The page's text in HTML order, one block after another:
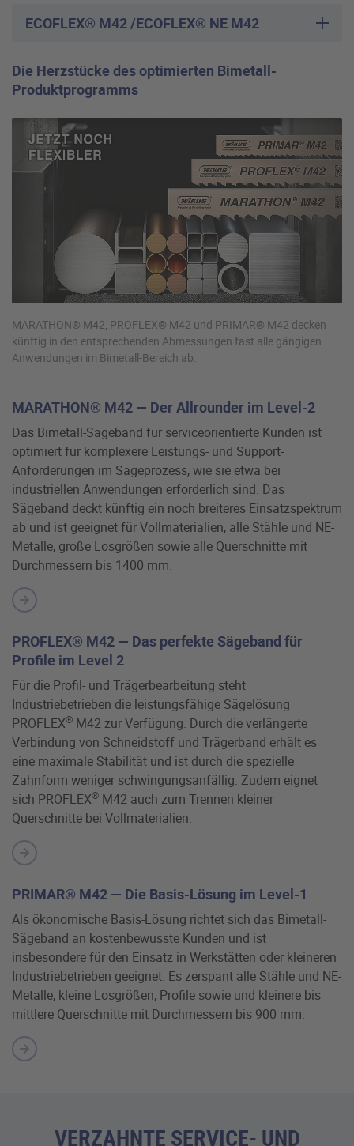
ECOFLEX® M42 /ECOFLEX® NE M42
Die Herzstücke des optimierten Bimetall-
Produktprogramms
MARATHON® M42, PROFLEX® M42 und PRIMAR® M42 decken
künftig in den entsprechenden Abmessungen fast alle gängigen
Anwendungen im Bimetall-Bereich ab.
MARATHON® M42 — Der Allrounder im Level-2
Das Bimetall-Sägeband für serviceorientierte Kunden ist
optimiert für komplexere Leistungs- und Support-
Anforderungen im Sägeprozess, wie sie etwa bei
industriellen Anwendungen erforderlich sind. Das
Sägeband deckt künftig ein noch breiteres Einsatzspektrum
ab und ist geeignet für Vollmaterialien, alle Stähle und NE-
Metalle, große Losgrößen sowie alle Querschnitte mit
Durchmessern bis 1400 mm.
PROFLEX® M42 — Das perfekte Sägeband für
Profile im Level 2
Für die Profil- und Trägerbearbeitung steht
Industriebetrieben die leistungsfähige Sägelösung
PROFLEX® M42 zur Verfügung. Durch die verlängerte
Verbindung von Schneidstoff und Trägerband erhält es
eine maximale Stabilität und ist durch die spezielle
Zahnform weniger schwingungsanfällig. Zudem eignet
sich PROFLEX® M42 auch zum Trennen kleiner
Querschnitte bei Vollmaterialien.
PRIMAR® M42 — Die Basis-Lösung im Level-1
Als ökonomische Basis-Lösung richtet sich das Bimetall-
Sägeband an kostenbewusste Kunden und ist
insbesondere für den Einsatz in Werkstätten oder kleineren
Industriebetrieben geeignet. Es zerspant alle Stähle und NE-
Metalle, kleine Losgrößen, Profile sowie und kleinere bis
mittlere Querschnitte mit Durchmessern bis 900 mm.
VERZAHNTE SERVICE- UND